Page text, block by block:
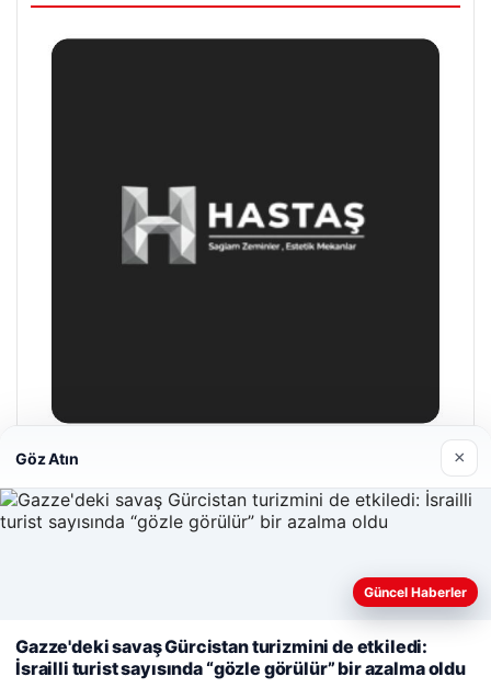
Hastaş Beton
26/05/2026
© 2026 Gün Haber – Güncel Haberler
Web sitemizi nasıl kullandığınızı daha iyi anlayabilmek,
kullanıyoruz.Çerez Politikamız
Göz Atın ×
Güncel Haberler
Gazze'deki savaş Gürcistan turizmini de etkiledi:
İsrailli turist sayısında “gözle görülür” bir azalma oldu